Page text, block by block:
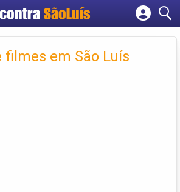
SãoLuís
Cadastrar empresa
Criar conta
filmes em São Luís